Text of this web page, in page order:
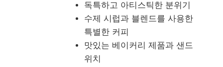
독특하고 아티스틱한 분위기
수제 시럽과 블렌드를 사용한
특별한 커피
맛있는 베이커리 제품과 샌드
위치